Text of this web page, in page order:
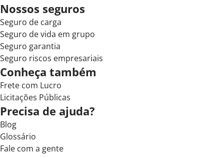
Nossos seguros
Seguro de carga
Seguro de vida em grupo
Seguro garantia
Seguro riscos empresariais
Conheça também
Frete com Lucro
Licitações Públicas
Precisa de ajuda?
Blog
Glossário
Fale com a gente